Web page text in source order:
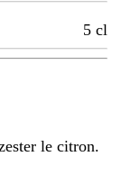
5 cl
le citron.